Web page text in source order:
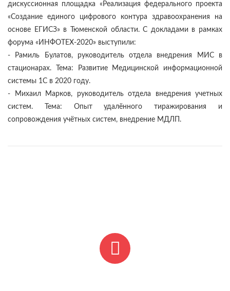
дискуссионная площадка «Реализация федерального проекта
«Создание единого цифрового контура здравоохранения на
основе ЕГИСЗ» в Тюменской области. С докладами в рамках
форума «ИНФОТЕХ-2020» выступили:
- Рамиль Булатов, руководитель отдела внедрения МИС в
стационарах. Тема: Развитие Медицинской информационной
системы 1С в 2020 году.
- Михаил Марков, руководитель отдела внедрения учетных
систем. Тема: Опыт удалённого тиражирования и
сопровождения учётных систем, внедрение МДЛП.